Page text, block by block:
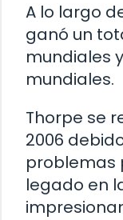
A lo largo
ganó un
mundiales
mundiales.
Thorpe se
2006
problemas
legado en